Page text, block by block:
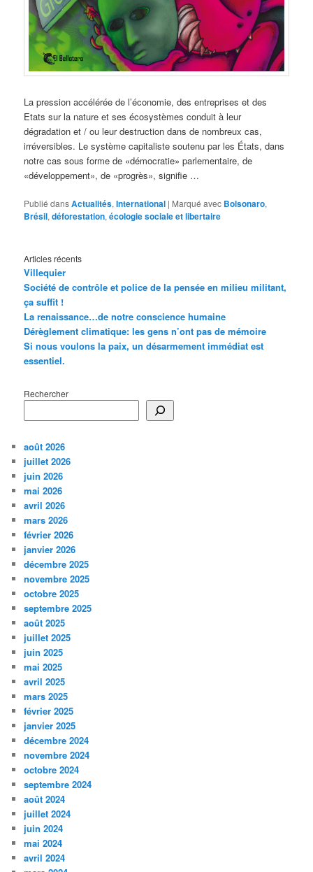
La pression accélérée de l’économie, des entreprises et des
Etats sur la nature et ses écosystèmes conduit à leur
dégradation et / ou leur destruction dans de nombreux cas,
irréversibles. Le système capitaliste soutenu par les États, dans
notre cas sous forme de «démocratie» parlementaire, de
«développement», de «progrès», signifie …
Publié dansActualités,International | Marqué avec Bolsonaro,
Brésil,déforestation,écologie sociale et libertaire
Articles récents
Villequier
Société de contrôle et police de la pensée en milieu militant,
ça suffit !
La renaissance…de notre conscience humaine
Dérèglement climatique: les gens n’ont pas de mémoire
Si nous voulons la paix, un désarmement immédiat est
essentiel.
Rechercher
août 2026
juillet 2026
juin 2026
mai 2026
avril 2026
mars 2026
février 2026
janvier 2026
décembre 2025
novembre 2025
octobre 2025
septembre 2025
août 2025
juillet 2025
juin 2025
mai 2025
avril 2025
mars 2025
février 2025
janvier 2025
décembre 2024
novembre 2024
octobre 2024
septembre 2024
août 2024
juillet 2024
juin 2024
mai 2024
avril 2024